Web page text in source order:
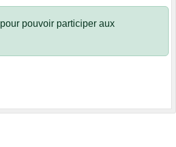
pour pouvoir participer aux